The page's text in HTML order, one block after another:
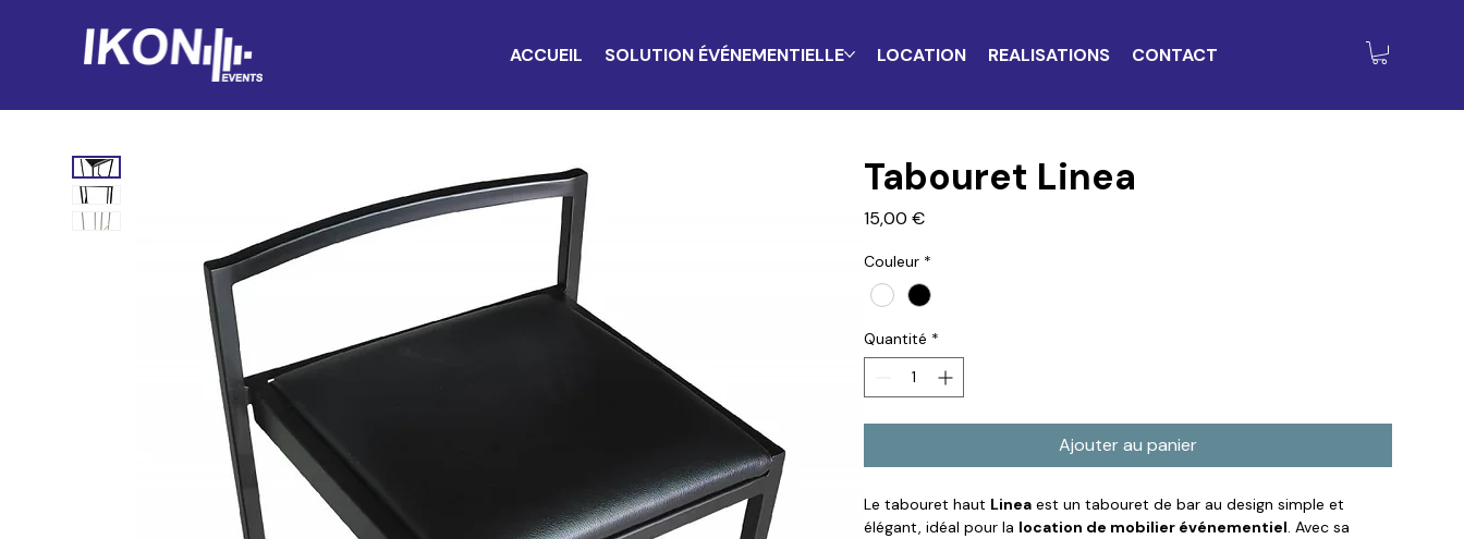
Tabouret Linea
15,00 €Prix
Couleur *
Quantité *
Ajouter au panier
Le tabouret haut Linea est un tabouret de bar au design simple et
élégant, idéal pour la location de mobilier événementiel. Avec sa
ACCUEIL SOLUTION ÉVÉNEMENTIELLE LOCATION REALISATIONS CONTACT